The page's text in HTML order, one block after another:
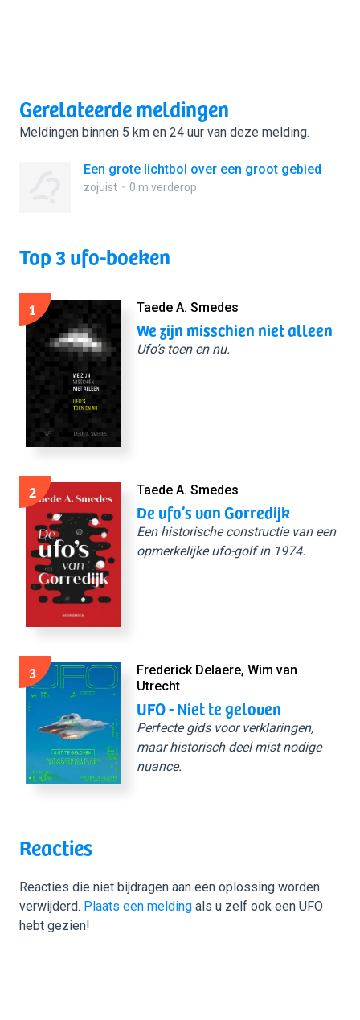
Gerelateerde meldingen
Meldingen binnen 5 km en 24 uur van deze melding.
Een grote lichtbol over een groot gebied
zojuist 0 m verderop
Top 3 ufo-boeken
1 Taede A. Smedes
We zijn misschien niet alleen
Ufo’s toen en nu.
2 Taede A. Smedes
De ufo’s van Gorredijk
Een historische constructie van een
opmerkelijke ufo-golf in 1974.
3
Frederick Delaere, Wim van
Utrecht
UFO - Niet te geloven
Perfecte gids voor verklaringen,
maar historisch deel mist nodige
nuance.
Reacties
Reacties die niet bijdragen aan een oplossing worden
verwijderd. Plaats een melding als u zelf ook een UFO
hebt gezien!